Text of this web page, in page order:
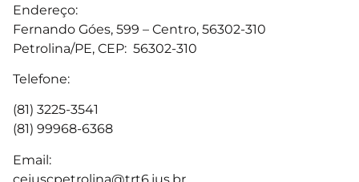
Endereço:
Fernando Góes, 599 – Centro, 56302-310
Petrolina/PE, CEP: 56302-310
Telefone:
(81) 3225-3541
(81) 99968-6368
Email: